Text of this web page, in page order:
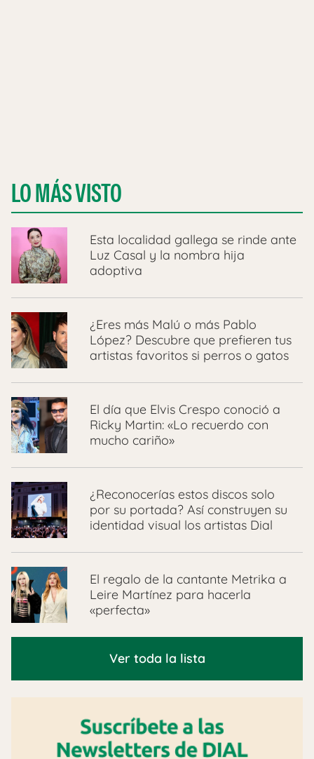
LO MÁS VISTO
Esta localidad gallega se rinde ante
Luz Casal y la nombra hija
adoptiva
¿Eres más Malú o más Pablo
López? Descubre que prefieren tus
artistas favoritos si perros o gatos
El día que Elvis Crespo conoció a
Ricky Martin: «Lo recuerdo con
mucho cariño»
¿Reconocerías estos discos solo
por su portada? Así construyen su
identidad visual los artistas Dial
El regalo de la cantante Metrika a
Leire Martínez para hacerla
«perfecta»
Ver toda la lista